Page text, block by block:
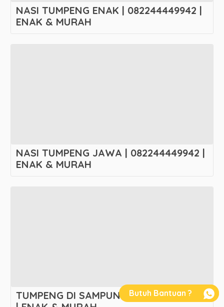
NASI TUMPENG ENAK | 082244449942 |
ENAK & MURAH
NASI TUMPENG JAWA | 082244449942 |
ENAK & MURAH
TUMPENG DI SAMPUNG | 082244449942
Butuh Bantuan ?